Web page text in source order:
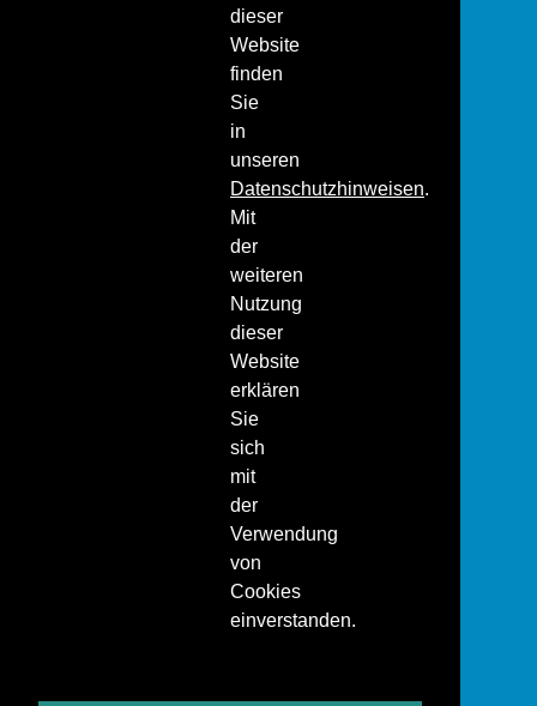
dieser
Website
finden
Sie
in
unseren
Datenschutzhinweisen.
Mit
der
weiteren
Nutzung
dieser
Website
erklären
Sie
sich
mit
der
Verwendung
von
Cookies
einverstanden.